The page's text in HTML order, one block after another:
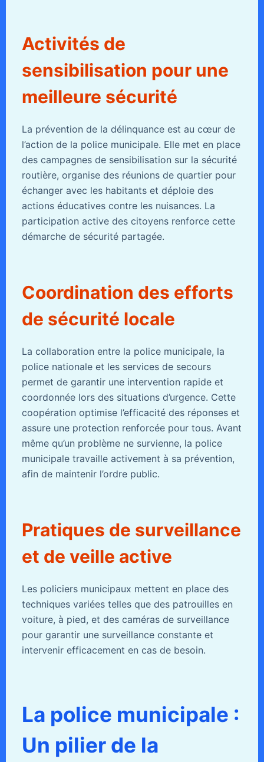
Activités de
sensibilisation pour une
meilleure sécurité
La prévention de la délinquance est au cœur de
l’action de la police municipale. Elle met en place
des campagnes de sensibilisation sur la sécurité
routière, organise des réunions de quartier pour
échanger avec les habitants et déploie des
actions éducatives contre les nuisances. La
participation active des citoyens renforce cette
démarche de sécurité partagée.
Coordination des efforts
de sécurité locale
La collaboration entre la police municipale, la
police nationale et les services de secours
permet de garantir une intervention rapide et
coordonnée lors des situations d’urgence. Cette
coopération optimise l’efficacité des réponses et
assure une protection renforcée pour tous. Avant
même qu’un problème ne survienne, la police
municipale travaille activement à sa prévention,
afin de maintenir l’ordre public.
Pratiques de surveillance
et de veille active
Les policiers municipaux mettent en place des
techniques variées telles que des patrouilles en
voiture, à pied, et des caméras de surveillance
pour garantir une surveillance constante et
intervenir efficacement en cas de besoin.
La police municipale :
Un pilier de la